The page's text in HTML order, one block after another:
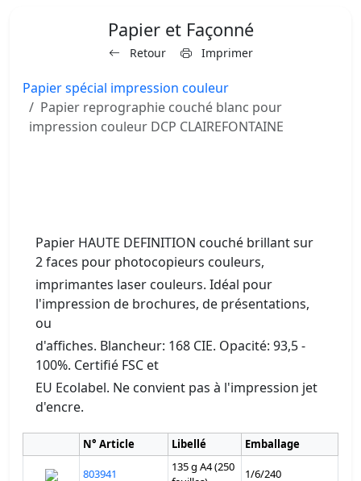
Papier et Façonné
Retour Imprimer
Papier spécial impression couleur
Papier reprographie couché blanc pour
impression couleur DCP CLAIREFONTAINE
Papier HAUTE DEFINITION couché brillant sur
2 faces pour photocopieurs couleurs,
imprimantes laser couleurs. Idéal pour
l'impression de brochures, de présentations,
ou
d'affiches. Blancheur: 168 CIE. Opacité: 93,5 -
100%. Certifié FSC et
EU Ecolabel. Ne convient pas à l'impression jet
d'encre.
N° Article Libellé Emballage
803941
135 g A4 (250
1/6/240